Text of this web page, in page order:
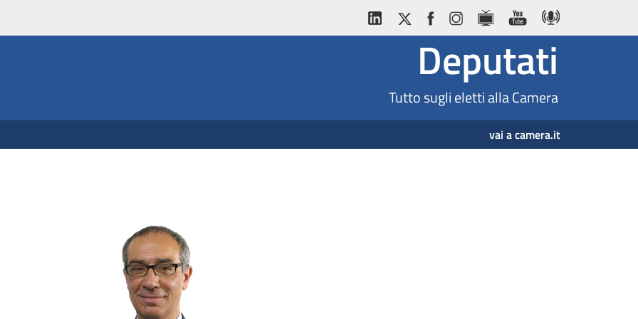
Deputati
Tutto sugli eletti alla Camera
vai a camera.it